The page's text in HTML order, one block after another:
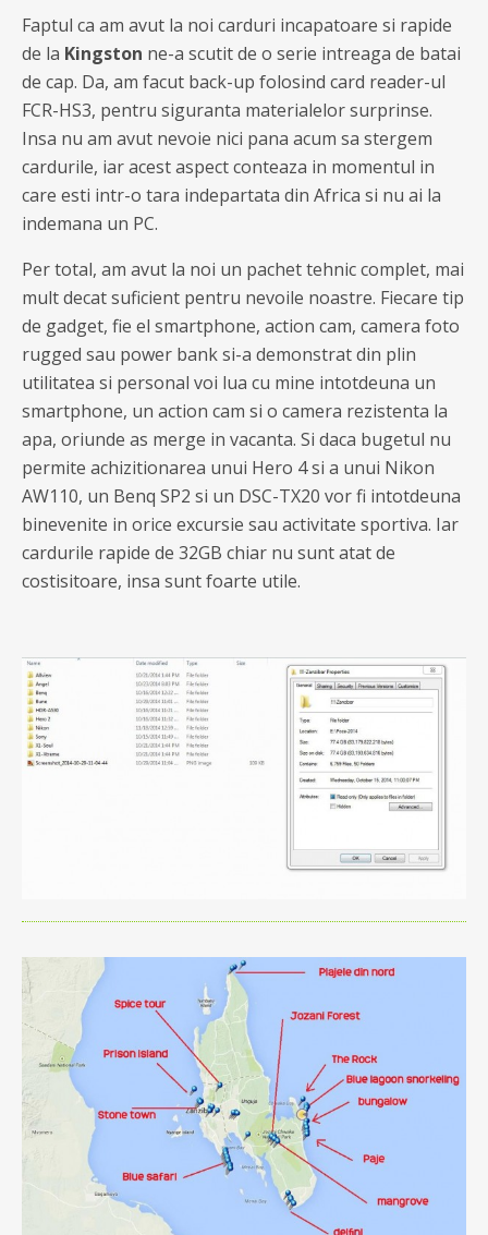
Faptul ca am avut la noi carduri incapatoare si rapide
de la Kingston ne-a scutit de o serie intreaga de batai
de cap. Da, am facut back-up folosind card reader-ul
FCR-HS3, pentru siguranta materialelor surprinse.
Insa nu am avut nevoie nici pana acum sa stergem
cardurile, iar acest aspect conteaza in momentul in
care esti intr-o tara indepartata din Africa si nu ai la
indemana un PC.
Per total, am avut la noi un pachet tehnic complet, mai
mult decat suficient pentru nevoile noastre. Fiecare tip
de gadget, fie el smartphone, action cam, camera foto
rugged sau power bank si-a demonstrat din plin
utilitatea si personal voi lua cu mine intotdeuna un
smartphone, un action cam si o camera rezistenta la
apa, oriunde as merge in vacanta. Si daca bugetul nu
permite achizitionarea unui Hero 4 si a unui Nikon
AW110, un Benq SP2 si un DSC-TX20 vor fi intotdeuna
binevenite in orice excursie sau activitate sportiva. Iar
cardurile rapide de 32GB chiar nu sunt atat de
costisitoare, insa sunt foarte utile.